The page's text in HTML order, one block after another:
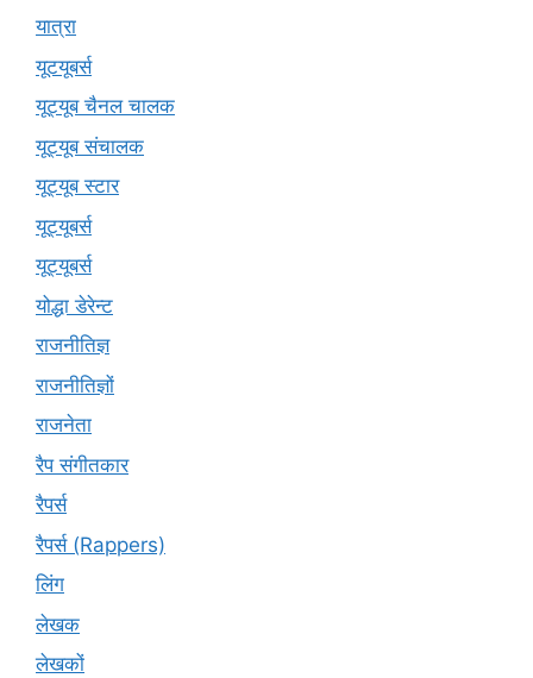
यात्रा
यूटयूबर्स
यूट्यूब चैनल चालक
यूट्यूब संचालक
यूट्यूब स्टार
यूट्यूबर्स
यूट्‍यूबर्स
योद्धा डेरेन्ट
राजनीतिज्ञ
राजनीतिज्ञों
राजनेता
रैप संगीतकार
रैपर्स
रैपर्स (Rappers)
लिंग
लेखक
लेखकों